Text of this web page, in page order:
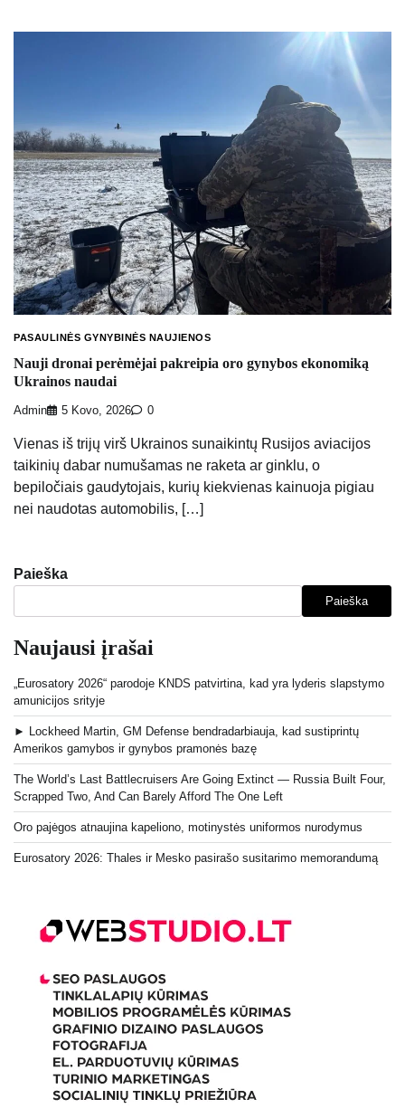
PASAULINĖS GYNYBINĖS NAUJIENOS
Nauji dronai perėmėjai pakreipia oro gynybos ekonomiką
Ukrainos naudai
Admin 5 Kovo, 2026 0
Vienas iš trijų virš Ukrainos sunaikintų Rusijos aviacijos
taikinių dabar numušamas ne raketa ar ginklu, o
bepiločiais gaudytojais, kurių kiekvienas kainuoja pigiau
nei naudotas automobilis, […]
Paieška
Paieška
Naujausi įrašai
„Eurosatory 2026“ parodoje KNDS patvirtina, kad yra lyderis slapstymo
amunicijos srityje
► Lockheed Martin, GM Defense bendradarbiauja, kad sustiprintų
Amerikos gamybos ir gynybos pramonės bazę
The World’s Last Battlecruisers Are Going Extinct — Russia Built Four,
Scrapped Two, And Can Barely Afford The One Left
Oro pajėgos atnaujina kapeliono, motinystės uniformos nurodymus
Eurosatory 2026: Thales ir Mesko pasirašo susitarimo memorandumą